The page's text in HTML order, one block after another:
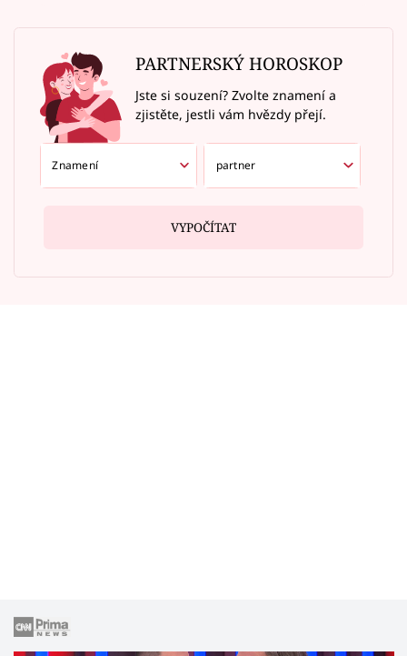
PARTNERSKÝ HOROSKOP
Jste si souzení? Zvolte znamení a
zjistěte, jestli vám hvězdy přejí.
VYPOČÍTAT